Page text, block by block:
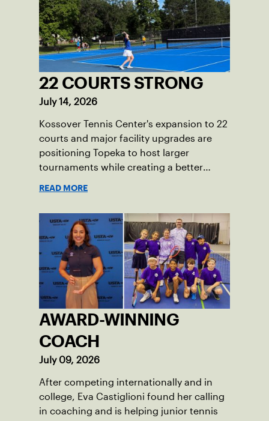
22 COURTS STRONG
July 14, 2026
Kossover Tennis Center's expansion to 22
courts and major facility upgrades are
positioning Topeka to host larger
tournaments while creating a better
READ MORE
AWARD-WINNING
COACH
July 09, 2026
After competing internationally and in
college, Eva Castiglioni found her calling
in coaching and is helping junior tennis